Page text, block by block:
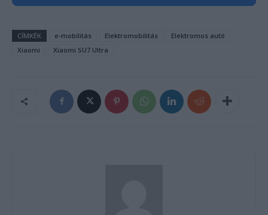
CÍMKÉK e-mobilitás Elektromobilitás
Elektromos autó
Xiaomi
Xiaomi SU7 Ultra